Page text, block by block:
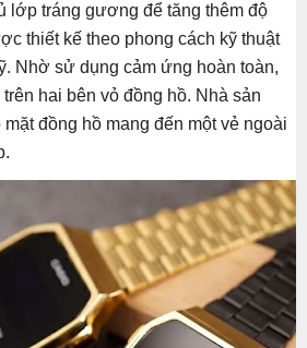
lớp tráng gương để tăng thêm độ
thiết kế theo phong cách kỹ thuật
Nhờ sử dụng cảm ứng hoàn toàn,
hai bên vỏ đồng hồ. Nhà sản
đồng hồ mang đến một vẻ ngoài